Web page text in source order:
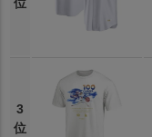
位
3
位